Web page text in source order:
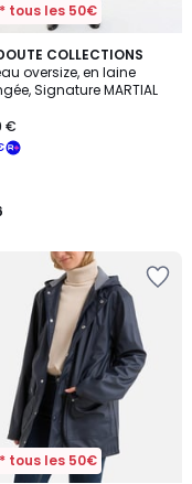
tous les 50€
COLLECTIONS
oversize, en laine
Signature MARTIAL
€
tous les 50€